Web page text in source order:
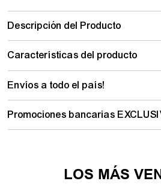
Descripción del Producto
Características del producto
Envíos a todo el país!
Promociones bancarias
LOS MÁS